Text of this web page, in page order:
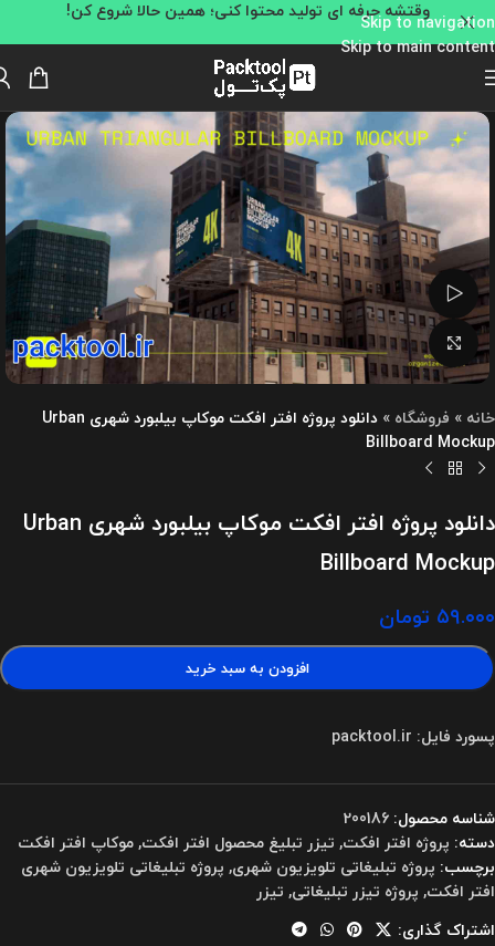
Skip to navigation
Skip to main content
وقتشه حرفه ای تولید محتوا کنی؛ همین حالا شروع کن!
تماشای ویدئو
بزرگنمایی تصویر
خانه » فروشگاه »
دانلود پروژه افتر افکت موکاپ بیلبورد شهری Urban
Billboard Mockup
دانلود پروژه افتر افکت موکاپ بیلبورد شهری Urban
Billboard Mockup
۵۹.۰۰۰ تومان
افزودن به سبد خرید
پسورد فایل: packtool.ir
شناسه محصول: 200186
دسته: پروژه افتر افکت, تیزر تبلیغ محصول افتر افکت,موکاپ افتر افکت
برچسب: پروژه تبلیغاتی تلویزیون شهری, پروژه تبلیغاتی تلویزیون شهری
افتر افکت, پروژه تیزر تبلیغاتی, تیزر
اشتراک گذاری: